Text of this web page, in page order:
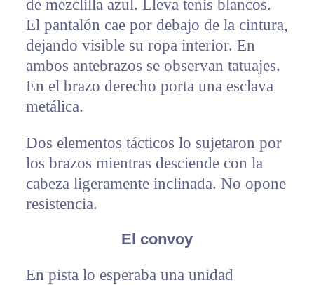
de mezclilla azul. Lleva tenis blancos.
El pantalón cae por debajo de la cintura,
dejando visible su ropa interior. En
ambos antebrazos se observan tatuajes.
En el brazo derecho porta una esclava
metálica.
Dos elementos tácticos lo sujetaron por
los brazos mientras desciende con la
cabeza ligeramente inclinada. No opone
resistencia.
El convoy
En pista lo esperaba una unidad